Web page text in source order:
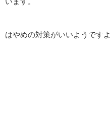
はやめの対策がいいようですよ